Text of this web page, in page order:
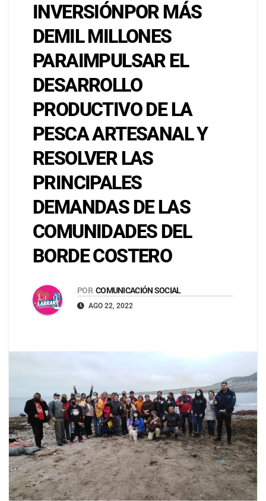
INVERSIÓNPOR MÁS
DEMIL MILLONES
PARAIMPULSAR EL
DESARROLLO
PRODUCTIVO DE LA
PESCA ARTESANAL Y
RESOLVER LAS
PRINCIPALES
DEMANDAS DE LAS
COMUNIDADES DEL
BORDE COSTERO
POR COMUNICACIÓN SOCIAL
AGO 22, 2022